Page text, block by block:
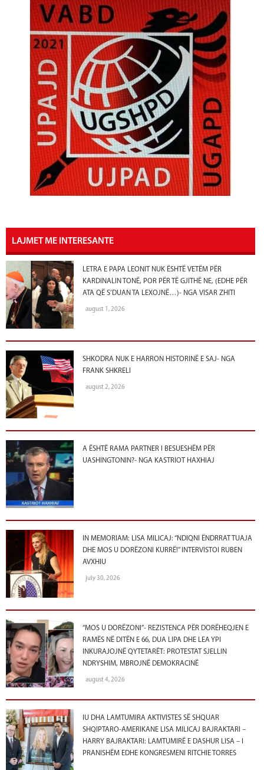
LAJMET ME INTERESANTE
LETRA E PAPA LEONIT NUK ËSHTË VETËM PËR
KARDINALIN TONË, POR PËR TË GJITHË NE, (EDHE PËR
ATA QË S’DUAN TA LEXOJNË…)- NGA VISAR ZHITI
august 1, 2026
SHKODRA NUK E HARRON HISTORINË E SAJ- NGA
FRANK SHKRELI
august 2, 2026
A ËSHTË RAMA PARTNER I BESUESHËM PËR
UASHINGTONIN?- NGA KASTRIOT HAXHIAJ
IN MEMORIAM: LISA MILICAJ: “NDIQNI ËNDRRAT TUAJA
DHE MOS U DORËZONI KURRË!” INTERVISTOI RUBEN
AVXHIU
july 30, 2026
“MOS U DORËZONI”- REZISTENCA PËR DORËHEQJEN E
RAMËS NË DITËN E 66, DUA LIPA DHE LEA YPI
INKURAJOJNË QYTETARËT: PROTESTAT SJELLIN
NDRYSHIM, MBROJNË DEMOKRACINË
august 4, 2026
IU DHA LAMTUMIRA AKTIVISTES SË SHQUAR
SHQIPTARO-AMERIKANE LISA MILICAJ BAJRAKTARI –
HARRY BAJRAKTARI: LAMTUMIRË E DASHUR LISA – I
PRANISHËM EDHE KONGRESMENI RITCHIE TORRES